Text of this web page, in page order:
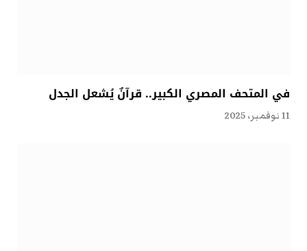
في المتحف المصري الكبير.. قرآنٌ يُشعل الجدل
11 نوفمبر، 2025